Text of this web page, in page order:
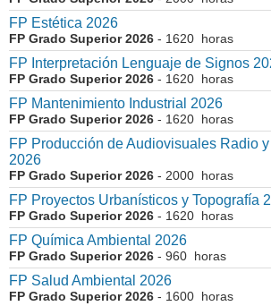
FP Estética 2026
FP Grado Superior 2026 - 1620 horas
FP Interpretación Lenguaje de Signos
FP Grado Superior 2026 - 1620 horas
FP Mantenimiento Industrial 2026
FP Grado Superior 2026 - 1620 horas
FP Producción de Audiovisuales Radio
2026
FP Grado Superior 2026 - 2000 horas
FP Proyectos Urbanísticos y Topografía
FP Grado Superior 2026 - 1620 horas
FP Química Ambiental 2026
FP Grado Superior 2026 - 960 horas
FP Salud Ambiental 2026
FP Grado Superior 2026 - 1600 horas